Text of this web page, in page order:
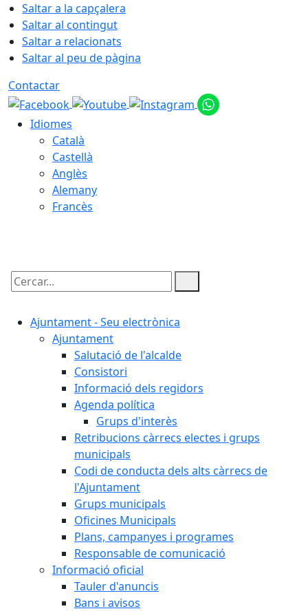
Saltar a la capçalera
Saltar al contingut
Saltar a relacionats
Saltar al peu de pàgina
Contactar
Idiomes
Català
Castellà
Anglès
Alemany
Francès
Cercar:
Ajuntament - Seu electrònica
Ajuntament
Salutació de l'alcalde
Consistori
Informació dels regidors
Agenda política
Grups d'interès
Retribucions càrrecs electes i grups
municipals
Codi de conducta dels alts càrrecs de
l'Ajuntament
Grups municipals
Oficines Municipals
Plans, campanyes i programes
Responsable de comunicació
Informació oficial
Tauler d'anuncis
Bans i avisos